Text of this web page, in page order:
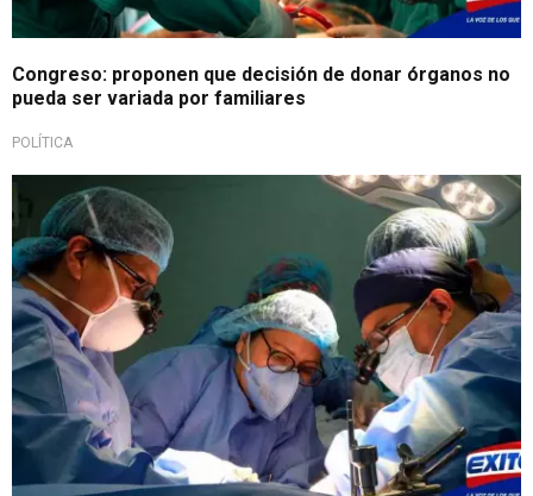
Congreso: proponen que decisión de donar órganos no
pueda ser variada por familiares
POLÍTICA